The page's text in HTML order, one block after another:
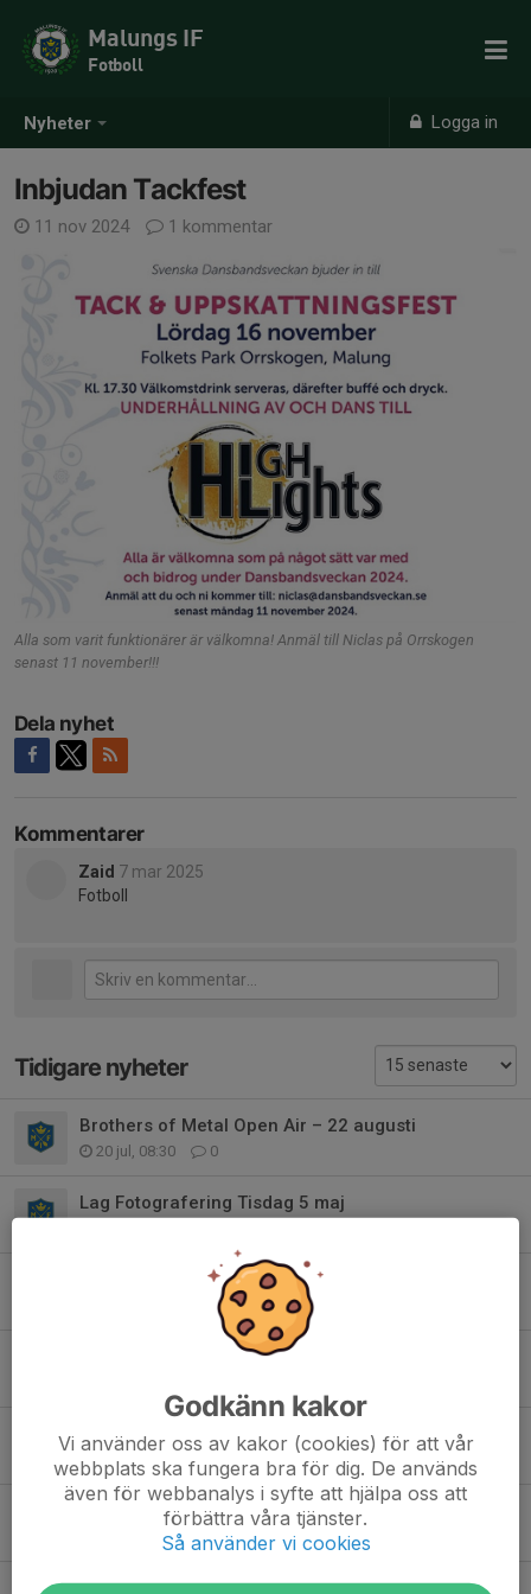
Nyheter Logga in
Malungs IF
Fotboll
Inbjudan Tackfest
11 nov 2024 1 kommentar
Alla som varit funktionärer är välkomna! Anmäl till Niclas på Orrskogen
senast 11 november!!!
Dela nyhet
Kommentarer
Zaid 7 mar 2025
Fotboll
Tidigare nyheter
Brothers of Metal Open Air – 22 augusti
20 jul, 08:30 0
Lag Fotografering Tisdag 5 maj
Försäljning av Ravelli
1
Veteran Mix för 20 år och äldre
Öppet för allmänheten i Fotbollshallen
26 okt 2025
Inbjudan Tackfest
22 sep 2025 2
Fotbollsskolan 2025
Godkänn kakor
Vi använder oss av kakor (cookies) för att vår
webbplats ska fungera bra för dig. De används
även för webbanalys i syfte att hjälpa oss att
förbättra våra tjänster.
Så använder vi cookies